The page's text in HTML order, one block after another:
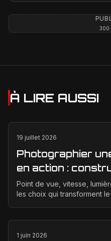
300
À LIRE AUSSI
19 juillet 2026
Photographier
en action :
éditoriale qui
Point de vue, vitesse,
les choix qui transforment
1 juin 2026